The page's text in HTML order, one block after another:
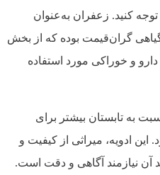
توجه کنید. زعفران به‌عنوان
گران‌قیمت بوده که از بخش
و خوراکی مورد استفاده
به تابستان بیشتر برای
ادویه، میراثی از کیفیت و
آن نیازمند آگاهی و دقت است.